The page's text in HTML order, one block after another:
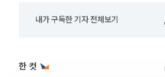
내가 구독한 기자 전체보기
한 컷